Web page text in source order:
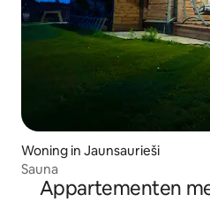
Woning in Jaunsaurieši
Sauna
Appartementen